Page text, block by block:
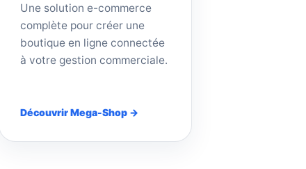
Une solution e-commerce
complète pour créer une
boutique en ligne connectée
à votre gestion commerciale.
Découvrir Mega-Shop →